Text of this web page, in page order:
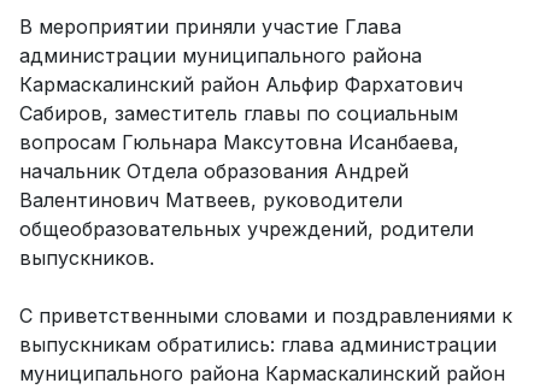
В мероприятии приняли участие Глава
администрации муниципального района
Кармаскалинский район Альфир Фархатович
Сабиров, заместитель главы по социальным
вопросам Гюльнара Максутовна Исанбаева,
начальник Отдела образования Андрей
Валентинович Матвеев, руководители
общеобразовательных учреждений, родители
выпускников.
С приветственными словами и поздравлениями к
выпускникам обратились: глава администрации
муниципального района Кармаскалинский район